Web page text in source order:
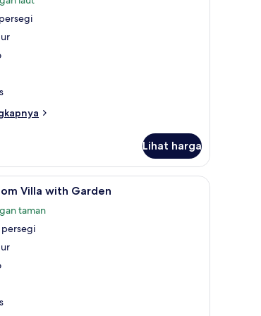
Lihat harga
Three Bedroom Villa with Garden | Seprai
Villa with Garden
taman